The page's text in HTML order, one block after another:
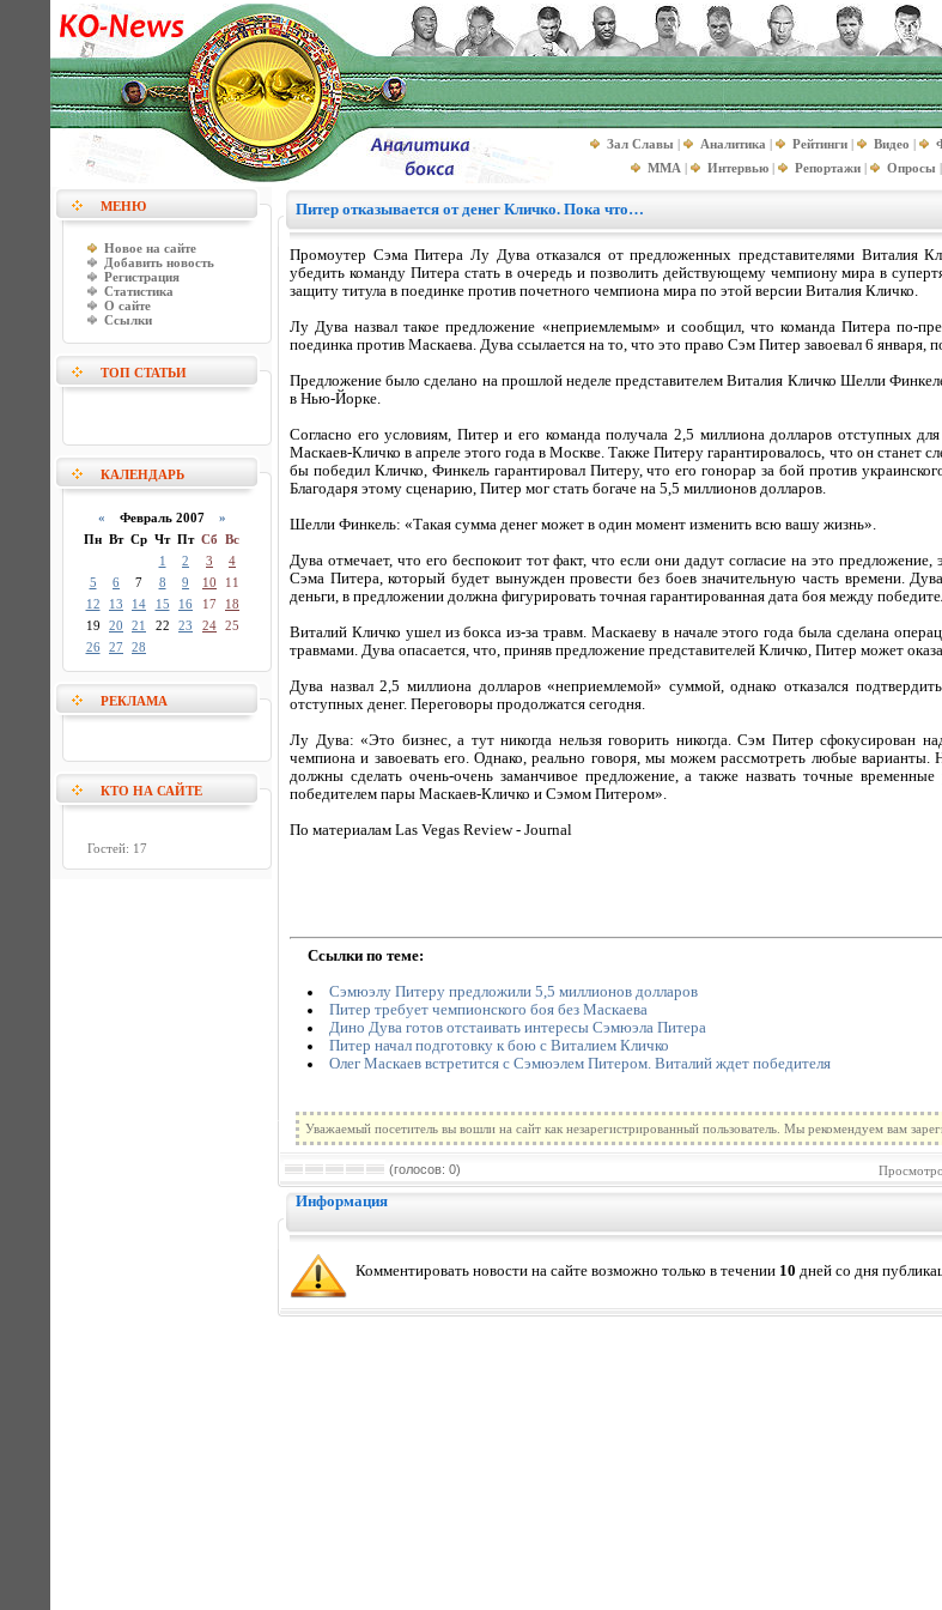
Зал Славы | Аналитика | Рейтинги | Видео |
MMA | Интервью | Репортажи | Опросы |
МЕНЮ
Новое на сайте
Добавить новость
Регистрация
Статистика
О сайте
Ссылки
ТОП СТАТЬИ
КАЛЕНДАРЬ
« Февраль 2007 »
Пн Вт Ср Чт Пт Сб Вс
1
2 3
4
5
6 7 8 9 10
11
12
13 14 15 16 17
18
19
20 21 22 23 24 25
26
27 28
РЕКЛАМА
КТО НА САЙТЕ
Гостей: 17
Питер отказывается от денег Кличко. Пока что…
Промоутер Сэма Питера Лу Дува отказался от предложенных представителями Виталия
убедить команду Питера стать в очередь и позволить действующему чемпиону мира в
защиту титула в поединке против почетного чемпиона мира по этой версии Виталия Кличко.
Лу Дува назвал такое предложение «неприемлемым» и сообщил, что команда Питера по-
поединка против Маскаева. Дува ссылается на то, что это право Сэм Питер завоевал 6 января,
Предложение было сделано на прошлой неделе представителем Виталия Кличко Шелли
в Нью-Йорке.
Согласно его условиям, Питер и его команда получала 2,5 миллиона долларов отступных
Маскаев-Кличко в апреле этого года в Москве. Также Питеру гарантировалось, что он станет
бы победил Кличко, Финкель гарантировал Питеру, что его гонорар за бой против
Благодаря этому сценарию, Питер мог стать богаче на 5,5 миллионов долларов.
Шелли Финкель: «Такая сумма денег может в один момент изменить всю вашу жизнь».
Дува отмечает, что его беспокоит тот факт, что если они дадут согласие на это предложение,
Сэма Питера, который будет вынужден провести без боев значительную часть времени.
деньги, в предложении должна фигурировать точная гарантированная дата боя между
Виталий Кличко ушел из бокса из-за травм. Маскаеву в начале этого года была сделана
травмами. Дува опасается, что, приняв предложение представителей Кличко, Питер может
Дува назвал 2,5 миллиона долларов «неприемлемой» суммой, однако отказался
отступных денег. Переговоры продолжатся сегодня.
Лу Дува: «Это бизнес, а тут никогда нельзя говорить никогда. Сэм Питер сфокусирован
чемпиона и завоевать его. Однако, реально говоря, мы можем рассмотреть любые
должны сделать очень-очень заманчивое предложение, а также назвать точные
победителем пары Маскаев-Кличко и Сэмом Питером».
По материалам Las Vegas Review - Journal
Ссылки по теме:
Сэмюэлу Питеру предложили 5,5 миллионов долларов
Питер требует чемпионского боя без Маскаева
Дино Дува готов отстаивать интересы Сэмюэла Питера
Питер начал подготовку к бою с Виталием Кличко
Олег Маскаев встретится с Сэмюэлем Питером. Виталий ждет победителя
Уважаемый посетитель вы вошли на сайт как незарегистрированный пользователь. Мы рекомендуем вам
(голосов: 0)
Информация
Комментировать новости на сайте возможно только в течении 10 дней со дня